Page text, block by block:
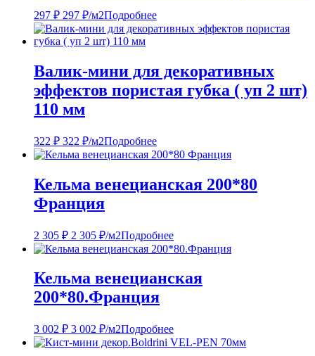
297 ₽ 297 ₽/м2Подробнее
Валик-мини для декоративных
эффектов пористая губка ( уп 2 шт)
110 мм
322 ₽ 322 ₽/м2Подробнее
Кельма венецианская 200*80
Франция
2 305 ₽ 2 305 ₽/м2Подробнее
Кельма венецианская
200*80.Франция
3 002 ₽ 3 002 ₽/м2Подробнее